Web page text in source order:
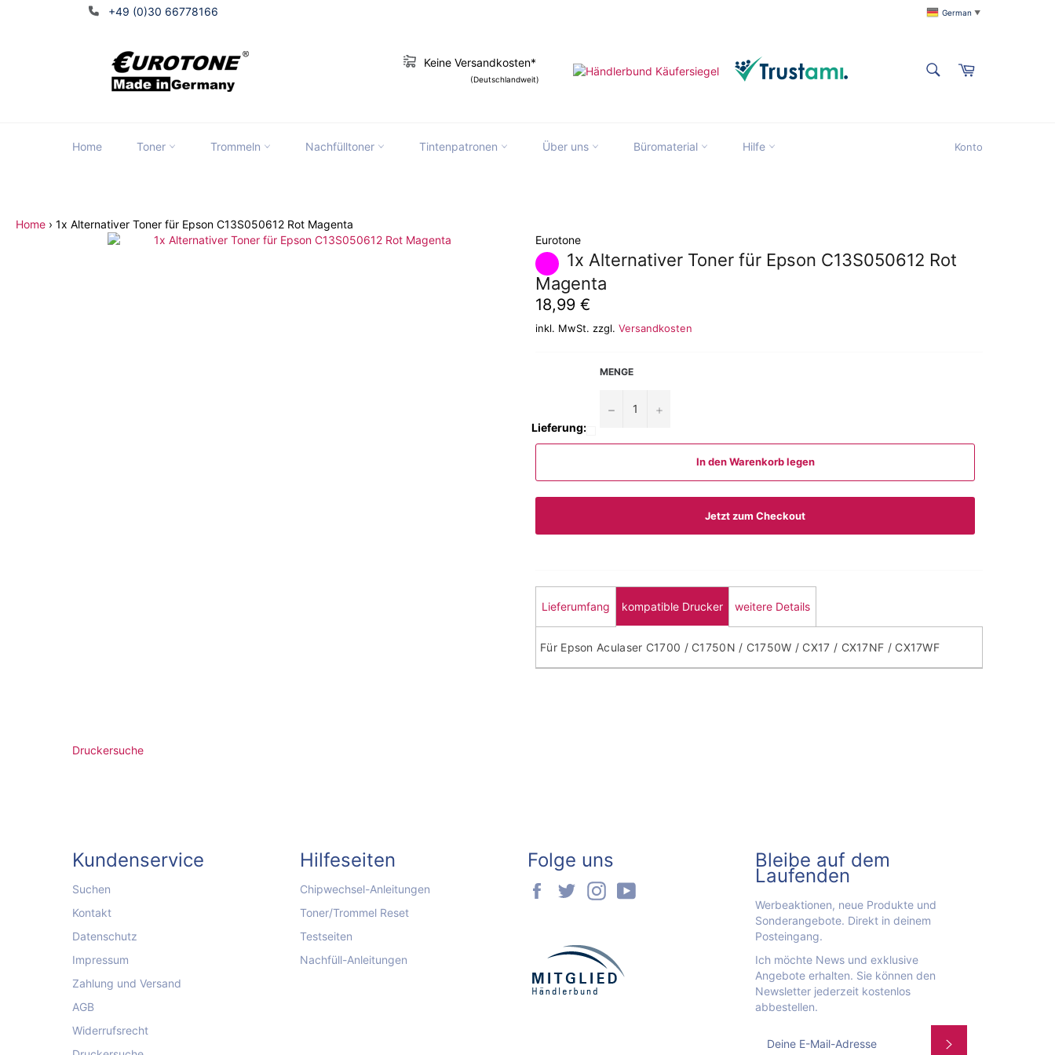
+49 (0)30 66778166 German ▼
Keine Versandkosten*
(Deutschlandweit)
Warenkorb
Home Toner Trommeln Nachfülltoner Tintenpatronen Über uns Büromaterial Hilfe Konto
Home › 1x Alternativer Toner für Epson C13S050612 Rot Magenta
Eurotone
1x Alternativer Toner für Epson C13S050612 Rot
Magenta
Normaler
Preis
18,99 €
inkl. MwSt. zzgl. Versandkosten
Lieferung:
MENGE
− +
In den Warenkorb legen
Jetzt zum Checkout
Lieferumfang kompatible Drucker weitere Details
Für Epson Aculaser C1700 / C1750N / C1750W / CX17 / CX17NF / CX17WF
Druckersuche
Kundenservice
Suchen
Kontakt
Datenschutz
Impressum
Zahlung und Versand
AGB
Widerrufsrecht
Hilfeseiten
Chipwechsel-Anleitungen
Toner/Trommel Reset
Testseiten
Nachfüll-Anleitungen
Folge uns
Facebook
TwitterInstagram
Bleibe auf dem
Laufenden
Werbeaktionen, neue Produkte und
Sonderangebote. Direkt in deinem
Posteingang.
Ich möchte News und exklusive
Angebote erhalten. Sie können den
Newsletter jederzeit kostenlos
abbestellen.